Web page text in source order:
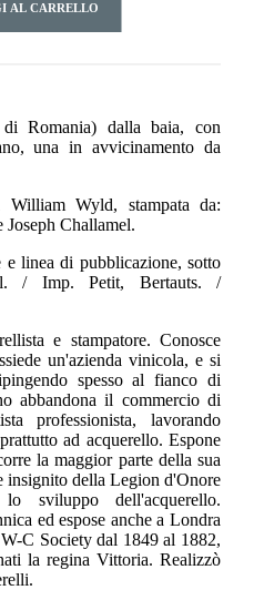
AL CARRELLO
Romania) dalla baia, con
una in avvicinamento da
Wyld, stampata da:
Joseph Challamel.
linea di pubblicazione, sotto
/ Imp. Petit, Bertauts. /
e stampatore. Conosce
un'azienda vinicola, e si
spesso al fianco di
abbandona il commercio di
professionista, lavorando
ad acquerello. Espone
la maggior parte della sua
insignito della Legion d'Onore
sviluppo dell'acquerello.
ed espose anche a Londra
C Society dal 1849 al 1882,
la regina Vittoria. Realizzò